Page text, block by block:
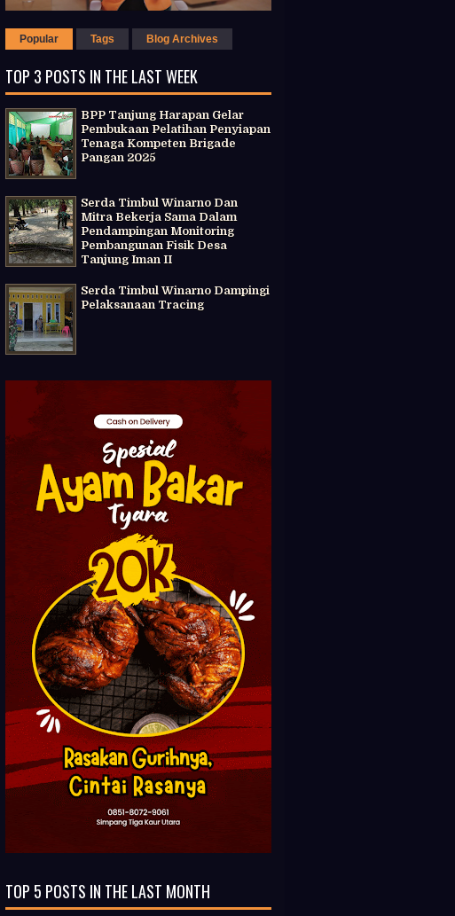
Popular Tags Blog Archives
TOP 3 POSTS IN THE LAST WEEK
BPP Tanjung Harapan Gelar
Pembukaan Pelatihan Penyiapan
Tenaga Kompeten Brigade
Pangan 2025
Serda Timbul Winarno Dan
Mitra Bekerja Sama Dalam
Pendampingan Monitoring
Pembangunan Fisik Desa
Tanjung Iman II
Serda Timbul Winarno Dampingi
Pelaksanaan Tracing
TOP 5 POSTS IN THE LAST MONTH